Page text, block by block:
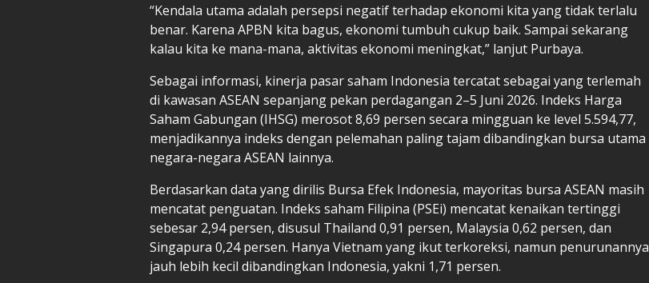
“Kendala utama adalah persepsi negatif terhadap ekonomi kita yang tidak terlalu
benar. Karena APBN kita bagus, ekonomi tumbuh cukup baik. Sampai sekarang
kalau kita ke mana-mana, aktivitas ekonomi meningkat,” lanjut Purbaya.
Sebagai informasi, kinerja pasar saham Indonesia tercatat sebagai yang terlemah
di kawasan ASEAN sepanjang pekan perdagangan 2–5 Juni 2026. Indeks Harga
Saham Gabungan (IHSG) merosot 8,69 persen secara mingguan ke level 5.594,77,
menjadikannya indeks dengan pelemahan paling tajam dibandingkan bursa utama
negara-negara ASEAN lainnya.
Berdasarkan data yang dirilis Bursa Efek Indonesia, mayoritas bursa ASEAN masih
mencatat penguatan. Indeks saham Filipina (PSEi) mencatat kenaikan tertinggi
sebesar 2,94 persen, disusul Thailand 0,91 persen, Malaysia 0,62 persen, dan
Singapura 0,24 persen. Hanya Vietnam yang ikut terkoreksi, namun penurunannya
jauh lebih kecil dibandingkan Indonesia, yakni 1,71 persen.